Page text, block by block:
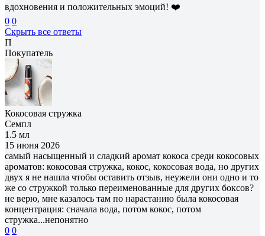
вдохновения и положительных эмоций! ❤️
0 0
Скрыть все ответы
П
Покупатель
Кокосовая стружка
Семпл
1.5 мл
15 июня 2026
самый насыщенный и сладкий аромат кокоса среди кокосовых
ароматов: кокосовая стружка, кокос, кокосовая вода, но других
двух я не нашла чтобы оставить отзыв, неужели они одно и то
же со стружкой только переименованные для других боксов?
не верю, мне казалось там по нарастанию была кокосовая
концентрация: сначала вода, потом кокос, потом
стружка...непонятно
0 0